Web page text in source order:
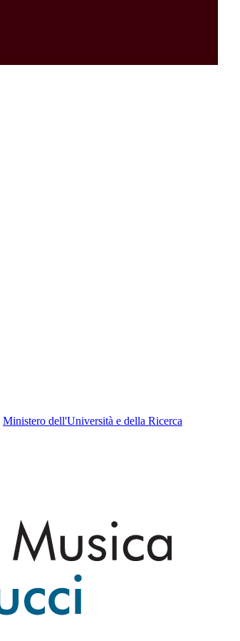
Ministero dell'Università e della Ricerca